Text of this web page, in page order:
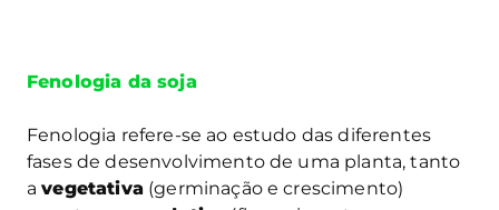
Fenologia da soja
Fenologia refere-se ao estudo das diferentes
fases de desenvolvimento de uma planta, tanto
avegetativa(germinação e crescimento)